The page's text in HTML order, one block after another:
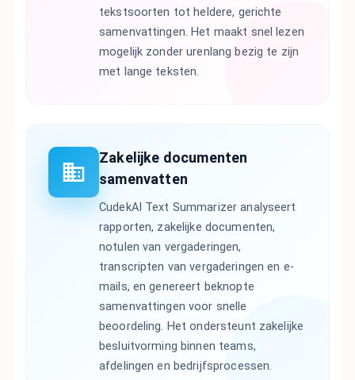
tekstsoorten tot heldere, gerichte
samenvattingen. Het maakt snel lezen
mogelijk zonder urenlang bezig te zijn
met lange teksten.
Zakelijke documenten
samenvatten
CudekAI Text Summarizer analyseert
rapporten, zakelijke documenten,
notulen van vergaderingen,
transcripten van vergaderingen en e-
mails, en genereert beknopte
samenvattingen voor snelle
beoordeling. Het ondersteunt zakelijke
besluitvorming binnen teams,
afdelingen en bedrijfsprocessen.